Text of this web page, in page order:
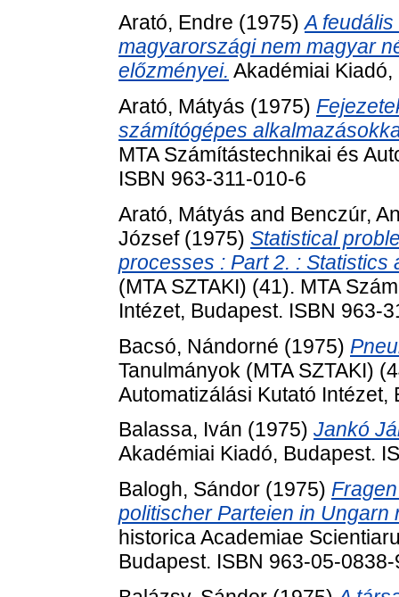
Arató, Endre (1975)A
magyarországi nem magyar
előzményei. Akadémiai
Arató, Mátyás (1975)
számítógépes
MTA Számítástechnikai és
ISBN 963-311-010-6
Arató, Mátyás and Benczúr,
József(1975) Statistical
processes : Part 2. : Statistics
(MTA SZTAKI) (41). MTA
Intézet, Budapest. ISBN 963-
Bacsó, Nándorné (1975)
Tanulmányok (MTA SZTAKI)
Automatizálási Kutató
Balassa, Iván (1975) Jankó
Akadémiai Kiadó, Budapest.
Balogh, Sándor (1975)
politischer Parteien in
historica Academiae
Budapest. ISBN 963-05-0838-